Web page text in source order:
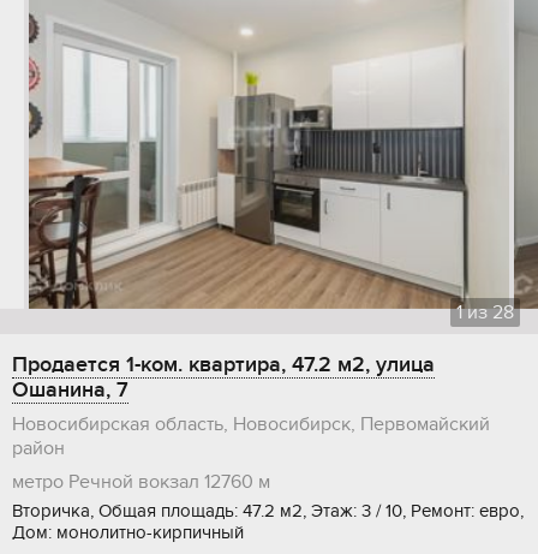
1из28
Продается 1-ком. квартира, 47.2 м2, улица
Ошанина, 7
Новосибирская область, Новосибирск, Первомайский
район
метро Речной вокзал 12760 м
Вторичка, Общая площадь: 47.2 м2, Этаж: 3 / 10, Ремонт: евро,
Дом: монолитно-кирпичный